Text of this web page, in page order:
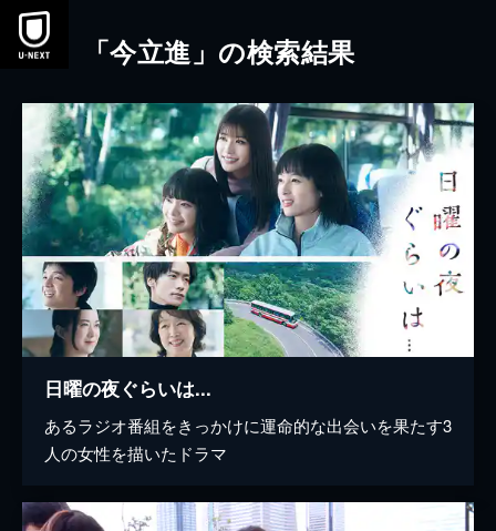
本文へスキップ
「今立進」の検索結果
日曜の夜ぐらいは...
あるラジオ番組をきっかけに運命的な出会いを果たす3
人の女性を描いたドラマ